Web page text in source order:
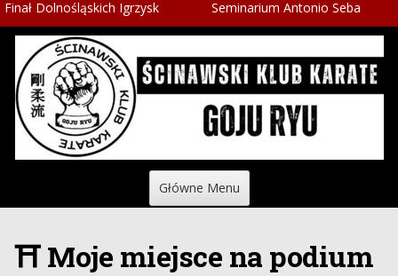
Igrzysk Seminarium Antonio Seba Karate
Główne Menu
⛩ Moje miejsce na podium